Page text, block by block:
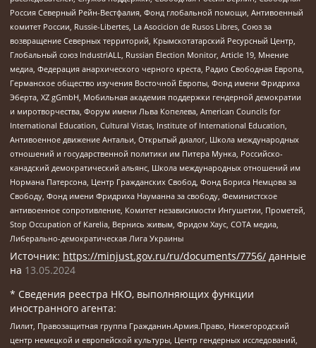
Россия Северный Рейн-Вестфалия, Фонд глобальной помощи, Антивоенный
комитет России, Russie-Libertes, La Asocicion de Rusos Libres, Союз за
возвращение Северных территорий, Крымскотатарский Ресурсный Центр,
Глобальный союз IndustriALL, Russian Election Monitor, Article 19, Мнение
медиа, Федерация анархического черного креста, Радио Свободная Европа,
Германское общество изучения Восточной Европы, Фонд имени Фридриха
Эберта, XZ gGmbH, Мобильная академия поддержки гендерной демократии
и миротворчества, Форум имени Льва Копелева, American Councils for
International Education, Cultural Vistas, Institute of International Education,
Антивоенное движение Антальи, Открытый диалог, Школа международных
отношений и государственной политики им Питера Мунка, Российско-
канадский демократический альянс, Школа международных отношений им
Нормана Патерсона, Центр Гражданских Свобод, Фонд Бориса Немцова за
Свободу, Фонд имени Фридриха Науманна за свободу, Феминистское
антивоенное сопротивление, Комитет независимости Ингушетии, Прометей,
Stop Occupation of Karelia, Вернись живым, Фридом Хаус, СОТА медиа,
Либерально-демократическая Лига Украины
Источник: https://minjust.gov.ru/ru/documents/7756/ данные
на 13.05.2024
* Сведения реестра НКО, выполняющих функции
иностранного агента:
Лилит, Правозащитная группа Гражданин.Армия.Право, Нижегородский
центр немецкой и европейской культуры, Центр гендерных исследований,